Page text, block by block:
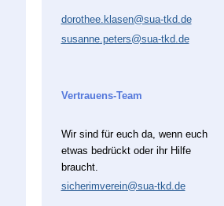
dorothee.klasen@sua-tkd.de
susanne.peters@sua-tkd.de
Vertrauens-Team
Wir sind für euch da, wenn euch
etwas bedrückt oder ihr Hilfe
braucht.
sicherimverein@sua-tkd.de